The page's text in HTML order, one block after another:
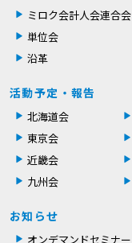
ミロク会計人会連合会
単位会
沿革
活動予定・報告
北海道会
東京会
近畿会
九州会
お知らせ
オンデマンドセミナー